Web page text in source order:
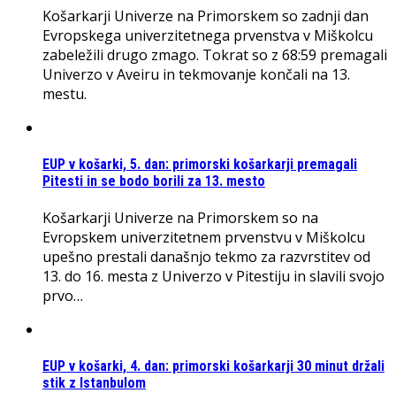
Košarkarji Univerze na Primorskem so zadnji dan
Evropskega univerzitetnega prvenstva v Miškolcu
zabeležili drugo zmago. Tokrat so z 68:59 premagali
Univerzo v Aveiru in tekmovanje končali na 13.
mestu.
EUP v košarki, 5. dan: primorski košarkarji premagali
Pitesti in se bodo borili za 13. mesto
Košarkarji Univerze na Primorskem so na
Evropskem univerzitetnem prvenstvu v Miškolcu
upešno prestali današnjo tekmo za razvrstitev od
13. do 16. mesta z Univerzo v Pitestiju in slavili svojo
prvo…
EUP v košarki, 4. dan: primorski košarkarji 30 minut držali
stik z Istanbulom